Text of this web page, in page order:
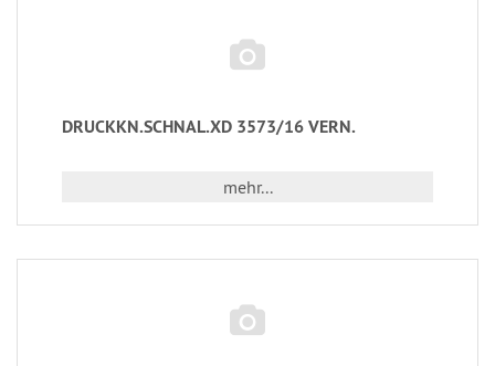
DRUCKKN.SCHNAL.XD 3573/16 VERN.
mehr...